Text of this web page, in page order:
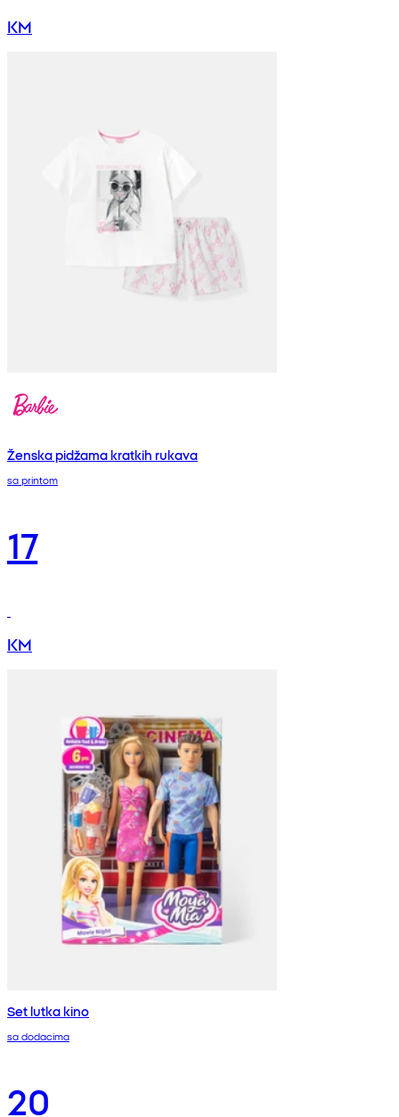
KM
Ženska pidžama kratkih rukava
sa printom
17
KM
Set lutka kino
sa dodacima
20